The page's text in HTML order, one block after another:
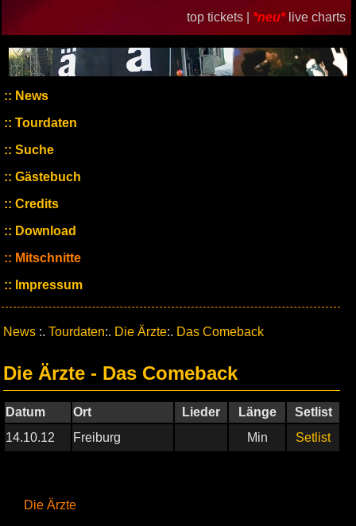
top tickets | *neu* live charts
News
Tourdaten
Suche
Gästebuch
Credits
Download
Mitschnitte
Impressum
Die Ärzte
News :. Tourdaten:. Die Ärzte:. Das Comeback
Die Ärzte - Das Comeback
Datum Ort Lieder Länge
Setlist
14.10.12
Freiburg Min Setlist